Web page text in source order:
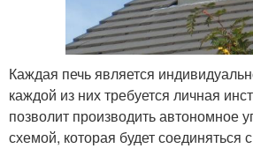
Каждая печь является
каждой из них требуется личная
позволит производить автономное
схемой, которая будет соединяться